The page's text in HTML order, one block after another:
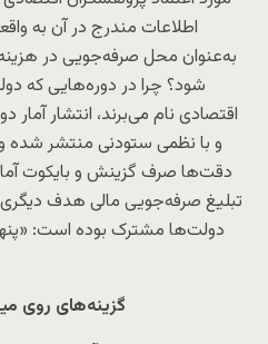
اطلاعات مندرج در آن به
به‌عنوان محل صرفه‌جویی در
شود؟ چرا در دوره‌هایی که
اقتصادی نام می‌برند، انتشار آمار
و با نظمی ستودنی منتشر
دقت‌ها صرف گزینش و بایکوت
تبلیغ صرفه‌جویی مالی هدف
دولت‌ها مشترک بوده است:
گزینه‌های روی